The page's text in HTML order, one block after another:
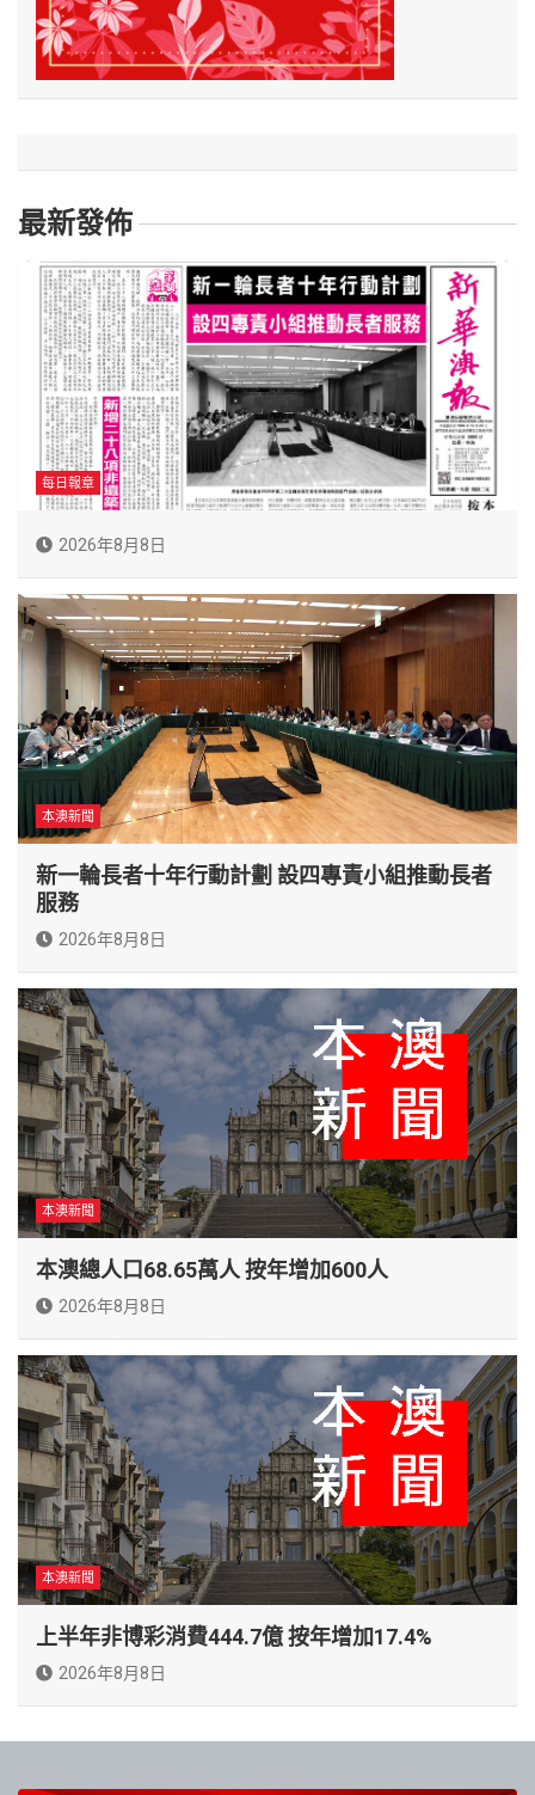
最新發佈
每日報章
2026年8月8日
本澳新聞
新一輪長者十年行動計劃 設四專責小組推動長者
服務
2026年8月8日
本澳新聞
本澳總人口68.65萬人 按年增加600人
2026年8月8日
本澳新聞
上半年非博彩消費444.7億 按年增加17.4%
2026年8月8日